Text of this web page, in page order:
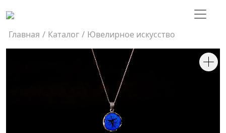
Главная / Каталог / Ювелирное искусство